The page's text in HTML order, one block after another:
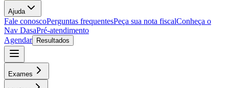
Ajuda
Fale conoscoPerguntas frequentesPeça sua nota fiscalConheça o
Nav DasaPré-atendimento
Agendar
Resultados
Exames